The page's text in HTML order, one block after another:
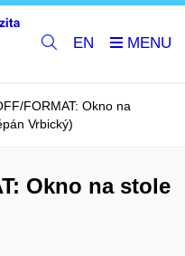
EN
FORMAT: Okno na
Vrbický)
Okno na stole